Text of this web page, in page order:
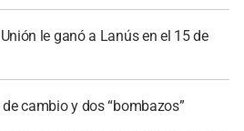
le ganó a Lanús en el 15 de
cambio y dos “bombazos”